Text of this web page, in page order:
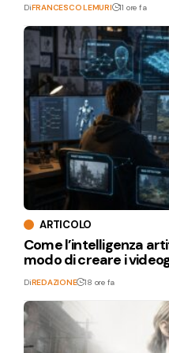
DiFRANCESCO LEMURI 11 ore fa
ARTICOLO
Come l’intelligenza
modo di creare i
DiREDAZIONE 18 ore fa